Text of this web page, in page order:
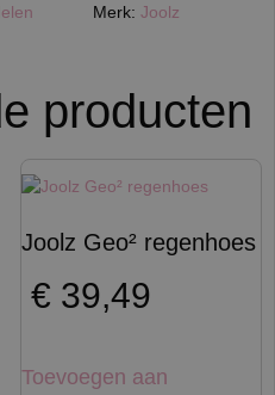
Merk: Joolz
producten
Joolz Geo² regenhoes
€ 39,49
Toevoegen aan